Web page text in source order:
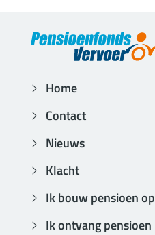
Home
Contact
Nieuws
Klacht
Ik bouw pensioen op
Ik ontvang pensioen